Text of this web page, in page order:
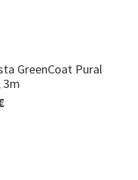
GreenCoat Pural
3m
GreenCoat Pural
3m